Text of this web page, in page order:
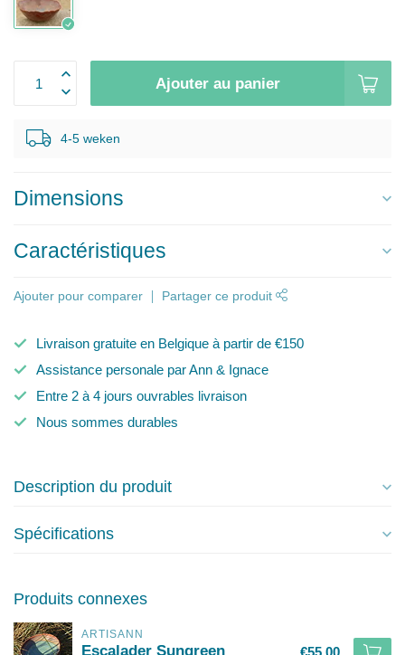
Ajouter au panier
4-5 weken
Dimensions
Caractéristiques
Ajouter pour comparer Partager ce produit
Livraison gratuite en Belgique à partir de €150
Assistance personale par Ann & Ignace
Entre 2 à 4 jours ouvrables livraison
Nous sommes durables
Description du produit
Spécifications
Produits connexes
ARTISANN
Escalader Sungreen €55,00